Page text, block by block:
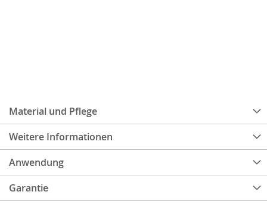
Material und Pflege
Weitere Informationen
Anwendung
Garantie